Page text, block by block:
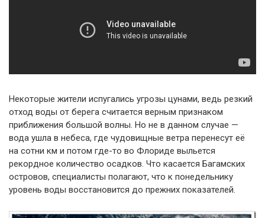
Некоторые жители испугались угрозы цунами, ведь резкий
отход воды от берега считается верным признаком
приближения большой волны. Но не в данном случае —
вода ушла в небеса, где чудовищные ветра перенесут её
на сотни км и потом где-то во Флориде выльется
рекордное количество осадков. Что касается Багамских
островов, специалисты полагают, что к понедельнику
уровень воды восстановится до прежних показателей.